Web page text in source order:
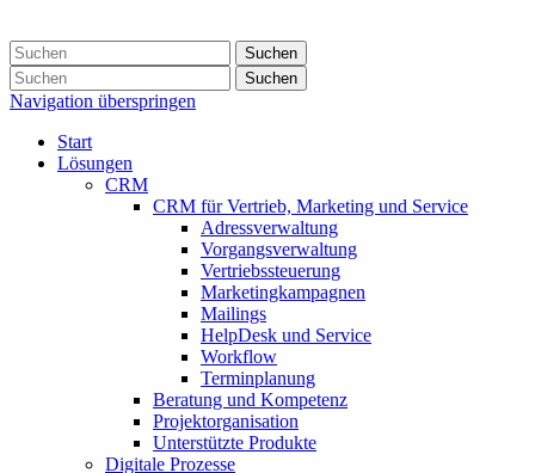
Suchen
Suchen
Navigation überspringen
Start
Lösungen
CRM
CRM für Vertrieb, Marketing und Service
Adressverwaltung
Vorgangsverwaltung
Vertriebssteuerung
Marketingkampagnen
Mailings
HelpDesk und Service
Workflow
Terminplanung
Beratung und Kompetenz
Projektorganisation
Unterstützte Produkte
Digitale Prozesse